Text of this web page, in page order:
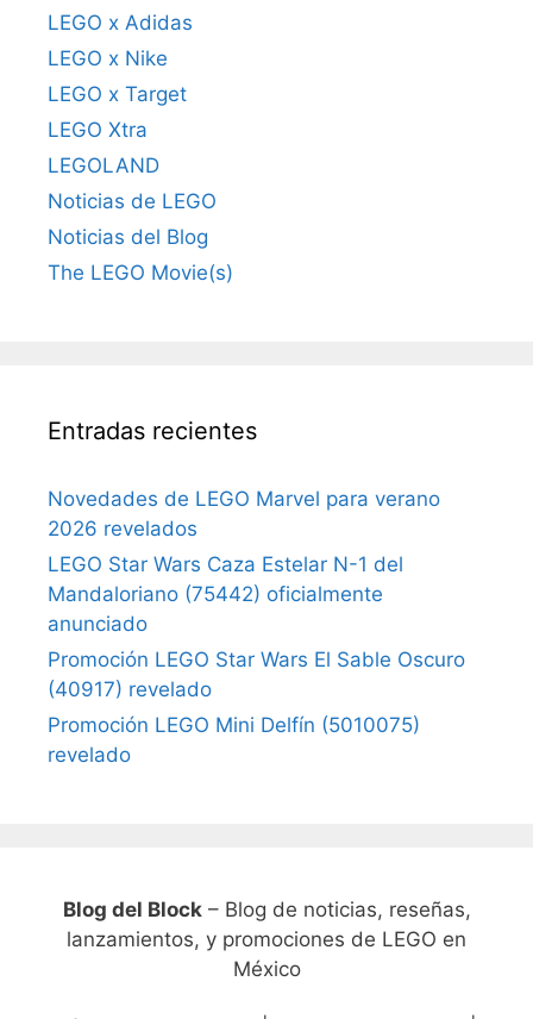
LEGO x Adidas
LEGO x Nike
LEGO x Target
LEGO Xtra
LEGOLAND
Noticias de LEGO
Noticias del Blog
The LEGO Movie(s)
Entradas recientes
Novedades de LEGO Marvel para verano
2026 revelados
LEGO Star Wars Caza Estelar N-1 del
Mandaloriano (75442) oficialmente
anunciado
Promoción LEGO Star Wars El Sable Oscuro
(40917) revelado
Promoción LEGO Mini Delfín (5010075)
revelado
Blog del Block– Blog de noticias, reseñas,
lanzamientos, y promociones de LEGO en
México